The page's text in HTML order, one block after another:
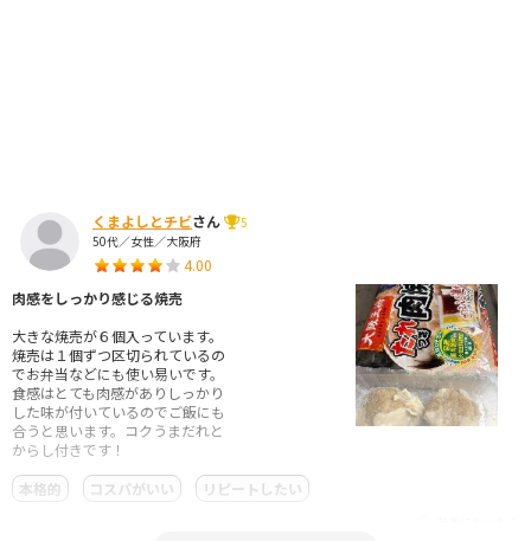
くまよしとチビさん
5
50代／女性／大阪府
4.00
肉感をしっかり感じる焼売
大きな焼売が６個入っています。
焼売は１個ずつ区切られているの
でお弁当などにも使い易いです。
食感はとても肉感がありしっかり
した味が付いているのでご飯にも
合うと思います。コクうまだれと
からし付きです！
本格的
コスパがいい リピートしたい